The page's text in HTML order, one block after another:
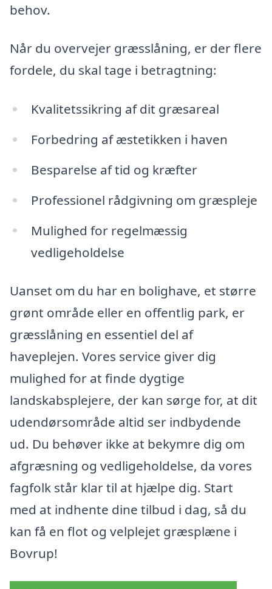
behov.
Når du overvejer græsslåning, er der flere
fordele, du skal tage i betragtning:
Kvalitetssikring af dit græsareal
Forbedring af æstetikken i haven
Besparelse af tid og kræfter
Professionel rådgivning om græspleje
Mulighed for regelmæssig
vedligeholdelse
Uanset om du har en bolighave, et større
grønt område eller en offentlig park, er
græsslåning en essentiel del af
haveplejen. Vores service giver dig
mulighed for at finde dygtige
landskabsplejere, der kan sørge for, at dit
udendørsområde altid ser indbydende
ud. Du behøver ikke at bekymre dig om
afgræsning og vedligeholdelse, da vores
fagfolk står klar til at hjælpe dig. Start
med at indhente dine tilbud i dag, så du
kan få en flot og velplejet græsplæne i
Bovrup!